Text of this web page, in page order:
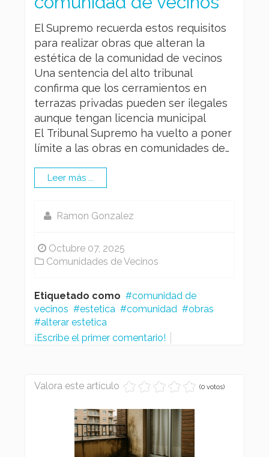
El Supremo recuerda estos requisitos
para realizar obras que alteran la
estética de la comunidad de vecinos
Una sentencia del alto tribunal
confirma que los cerramientos en
terrazas privadas pueden ser ilegales
aunque tengan licencia municipal
El Tribunal Supremo ha vuelto a poner
límite a las obras en comunidades de…
Leer más ...
Ramon Gonzalez
Octubre 07, 2025
Comunidades de Vecinos
Etiquetado como
comunidad de
vecinos
estetica comunidad
obras
alterar estetica
¡Escribe el primer comentario!
Valora este artículo (0 votos)